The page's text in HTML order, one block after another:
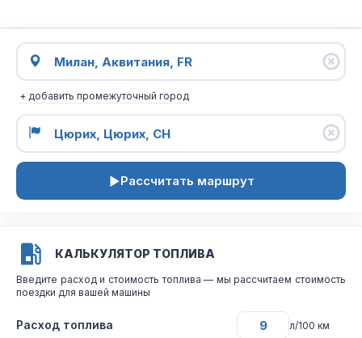
+ добавить промежуточный город
Рассчитать маршрут
КАЛЬКУЛЯТОР ТОПЛИВА
Введите расход и стоимость топлива — мы рассчитаем стоимость
поездки для вашей машины
Расход топлива л/100 км